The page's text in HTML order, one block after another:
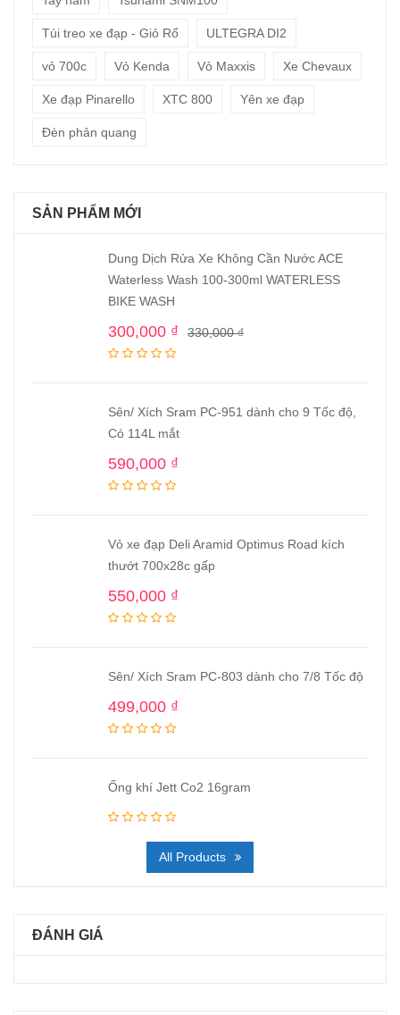
Túi treo xe đạp - Giỏ Rổ ULTEGRA DI2
vỏ 700c Vỏ Kenda Vỏ Maxxis Xe Chevaux
Xe đạp Pinarello XTC 800 Yên xe đạp
Đèn phản quang
SẢN PHẨM MỚI
Dung Dịch Rửa Xe Không Cần Nước ACE
Waterless Wash 100-300ml WATERLESS
BIKE WASH
330,000₫
300,000 ₫
Sên/ Xích Sram PC-951 dành cho 9 Tốc độ,
Có 114L mắt
590,000 ₫
Vỏ xe đạp Deli Aramid Optimus Road kích
thướt 700x28c gấp
550,000 ₫
Sên/ Xích Sram PC-803 dành cho 7/8 Tốc độ
499,000 ₫
Ống khí Jett Co2 16gram
All Products
ĐÁNH GIÁ